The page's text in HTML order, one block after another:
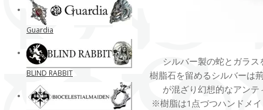
シルバー製の蛇とガラ
樹脂石を留めるシルバーは
が混ざり幻想的なアン
※樹脂は1点づつハンドメ
Guardia
BLIND RABBIT